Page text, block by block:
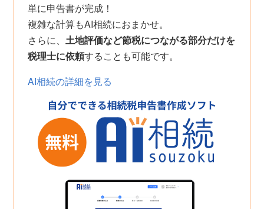
単に申告書が完成！
複雑な計算もAI相続におまかせ。
さらに、土地評価など節税につながる部分だけを
税理士に依頼することも可能です。
AI相続の詳細を見る